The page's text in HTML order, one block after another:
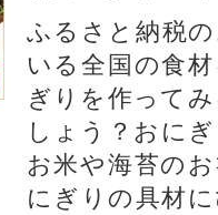
ふるさと納税
いる全国の食
ぎりを作って
しょう？おに
お米や海苔の
にぎりの具材